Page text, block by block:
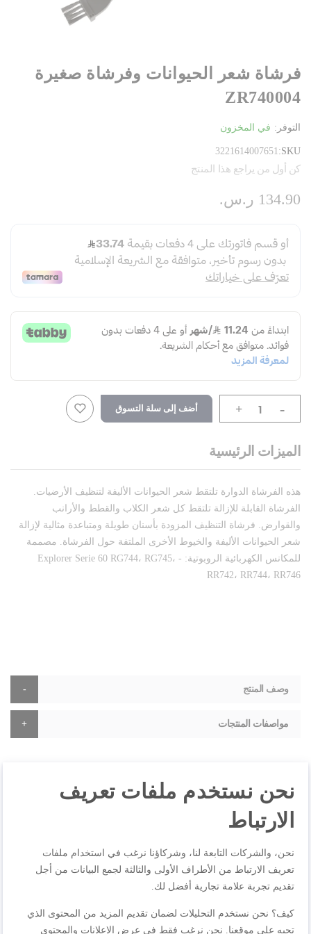
فرشاة شعر الحيوانات وفرشاة صغيرة
ZR740004
التوفر: في المخزون
SKU
3221614007651
كن أول من يراجع هذا المنتج
134.90 ر.س.‏
-
+ أضف إلى سلة التسوق
الميزات الرئيسية
هذه الفرشاة الدوارة تلتقط شعر الحيوانات الأليفة لتنظيف الأرضيات.
الفرشاة القابلة للإزالة تلتقط كل شعر الكلاب والقطط والأرانب
والقوارض. فرشاة التنظيف المزودة بأسنان طويلة ومتباعدة مثالية لإزالة
شعر الحيوانات الأليفة والخيوط الأخرى الملتفة حول الفرشاة. مصممة
للمكانس الكهربائية الروبوتية: - Explorer Serie 60 RG744، RG745،
RR742، RR744، RR746
المراجعات
اكتب مراجعتك الخاصة
فرشاة شعر الحيوانات وفرشاة صغيرة ZR740004
الجودة
وصف المنتج
مواصفات المنتجات
نحن نستخدم ملفات تعريف
الارتباط
نحن، والشركات التابعة لنا، وشركاؤنا نرغب في استخدام ملفات
تعريف الارتباط من الأطراف الأولى والثالثة لجمع البيانات من أجل
تقديم تجربة علامة تجارية أفضل لك.
كيف؟ نحن نستخدم التحليلات لضمان تقديم المزيد من المحتوى الذي
تحبه على موقعنا. نحن نرغب فقط في عرض الإعلانات والمحتوى